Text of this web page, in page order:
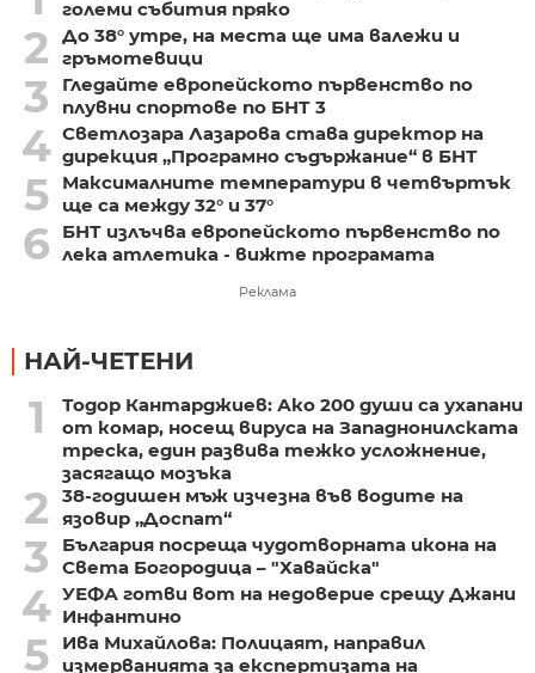
големи събития пряко
2
До 38° утре, на места ще има валежи и
гръмотевици
3
Гледайте европейското първенство по
плувни спортове по БНТ 3
4 Светлозара Лазарова става директор на
дирекция „Програмно съдържание“ в БНТ
5
Максималните температури в четвъртък
ще са между 32° и 37°
6
БНТ излъчва европейското първенство по
лека атлетика - вижте програмата
Реклама
НАЙ-ЧЕТЕНИ
1
Тодор Кантарджиев: Ако 200 души са ухапани
от комар, носещ вируса на Западнонилската
треска, един развива тежко усложнение,
засягащо мозъка
2
38-годишен мъж изчезна във водите на
язовир „Доспат“
3
България посреща чудотворната икона на
Света Богородица – "Хавайска"
4 УЕФА готви вот на недоверие срещу Джани
Инфантино
5
Ива Михайлова: Полицаят, направил
измерванията за експертизата на